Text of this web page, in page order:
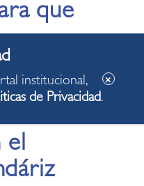
que
el
institucional,
de Privacidad.